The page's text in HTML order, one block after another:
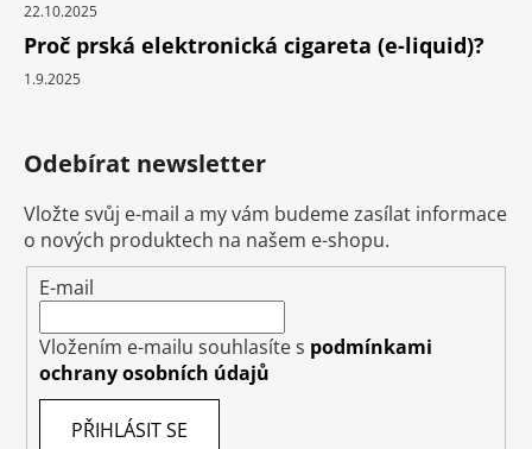
22.10.2025
Proč prská elektronická cigareta (e-liquid)?
1.9.2025
Odebírat newsletter
Vložte svůj e-mail a my vám budeme zasílat informace
o nových produktech na našem e-shopu.
E-mail
Vložením e-mailu souhlasíte s podmínkami
ochrany osobních údajů
PŘIHLÁSIT SE